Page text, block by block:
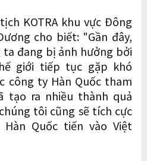
KOTRA khu vực Đông
cho biết: "Gần đây,
đang bị ảnh hưởng bởi
giới tiếp tục gặp khó
công ty Hàn Quốc tham
tạo ra nhiều thành quả
tôi cũng sẽ tích cực
Quốc tiến vào Việt